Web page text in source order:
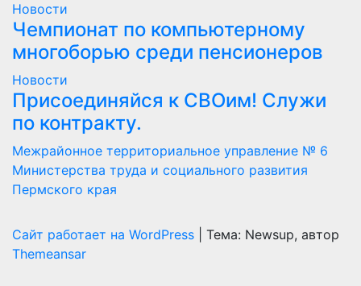
Новости
Чемпионат по компьютерному
многоборью среди пенсионеров
Новости
Присоединяйся к СВОим! Служи
по контракту.
Межрайонное территориальное управление № 6
Министерства труда и социального развития
Пермского края
Сайт работает на WordPress
Тема: Newsup, автор
Themeansar